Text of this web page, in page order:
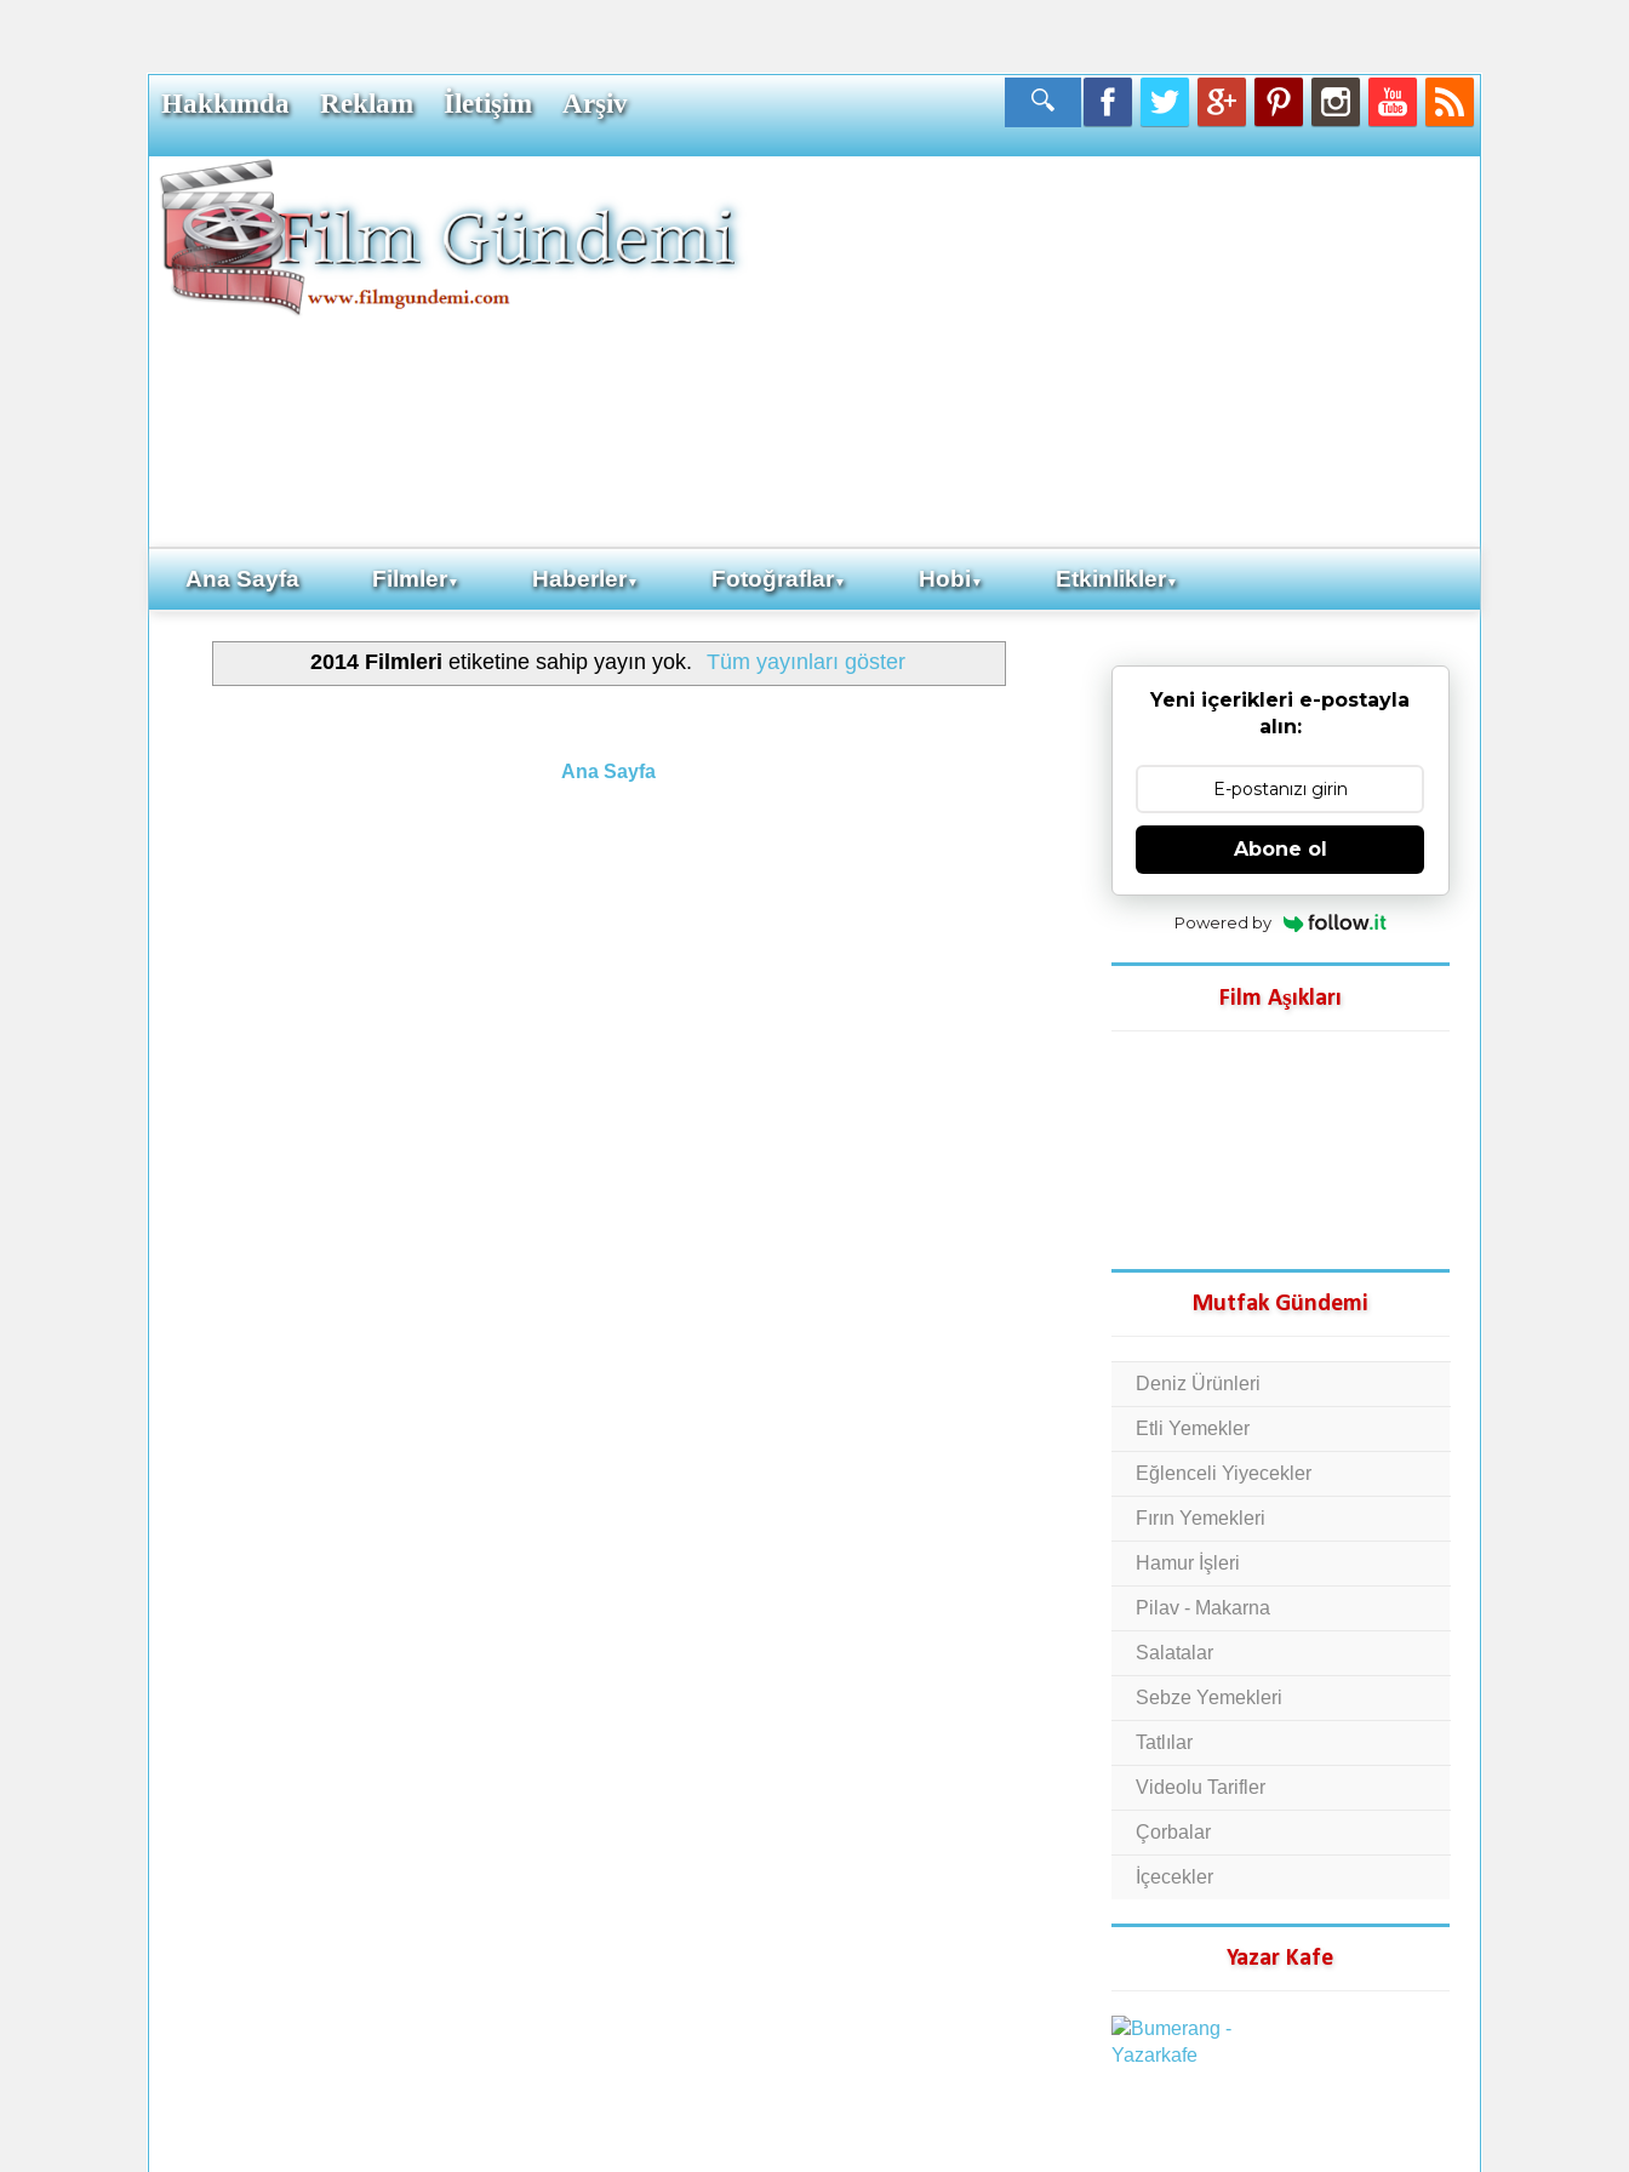
Hakkımda Reklam İletişim Arşiv
Ana Sayfa Filmler▼ Haberler▼ Fotoğraflar▼ Hobi▼ Etkinlikler▼
2014 Filmleri etiketine sahip yayın yok. Tüm yayınları göster
Ana Sayfa
Yeni içerikleri e-postayla
alın:
Abone ol
Powered by
Film Aşıkları
Mutfak Gündemi
Deniz Ürünleri
Etli Yemekler
Eğlenceli Yiyecekler
Fırın Yemekleri
Hamur İşleri
Pilav - Makarna
Salatalar
Sebze Yemekleri
Tatlılar
Videolu Tarifler
Çorbalar
İçecekler
Yazar Kafe